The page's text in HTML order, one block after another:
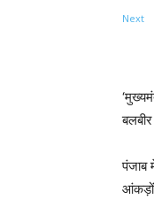
पंजाब
आंकड़ों